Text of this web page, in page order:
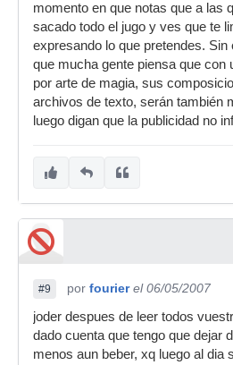
momento en que notas que a las
sacado todo el jugo y ves que te
expresando lo que pretendes. Sin
que mucha gente piensa que con
por arte de magia, sus
archivos de texto, serán también
luego digan que la publicidad no
#9 por fourier el 06/05/2007
joder despues de leer todos
dado cuenta que tengo que dejar
menos aun beber, xq luego al dia